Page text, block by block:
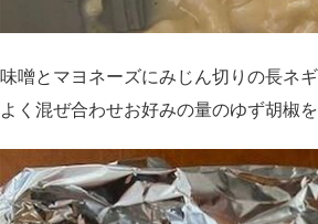
味噌とマヨネーズにみじん切りの長ネ
よく混ぜ合わせお好みの量のゆず胡椒